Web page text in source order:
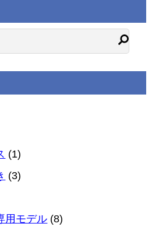
(1)
(3)
用モデル (8)